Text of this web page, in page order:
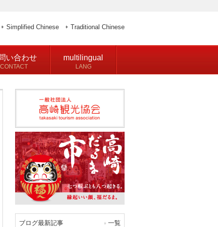
Simplified Chinese Traditional Chinese
い合わせ
CONTACT
multilingual
LANG
ブログ最新記事 一覧